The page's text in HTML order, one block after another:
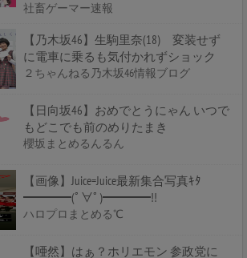
社畜ゲーマー速報
【乃木坂46】生駒里奈(18) 変装せず
に電車に乗るも気付かれずショック
２ちゃんねる乃木坂46情報ブログ
【日向坂46】おめでとうにゃん いつで
もどこでも前のめりたまき
櫻坂まとめるんるん
【画像】Juice=Juice最新集合写真ｷﾀ
━━━━(ﾟ∀ﾟ)━━━━!!
ハロプロまとめる℃
【唖然】はぁ？ホリエモン 参政党に